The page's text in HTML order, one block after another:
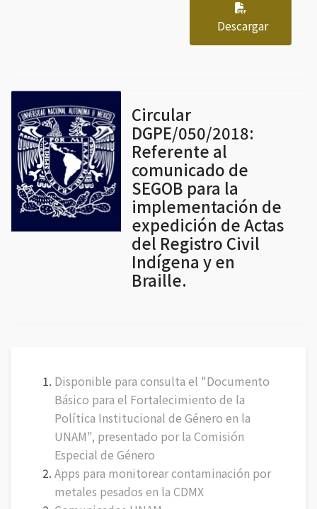
Descargar
Circular
DGPE/050/2018:
Referente al
comunicado de
SEGOB para la
implementación de
expedición de Actas
del Registro Civil
Indígena y en
Braille.
Disponible para consulta el "Documento
Básico para el Fortalecimiento de la
Política Institucional de Género en la
UNAM", presentado por la Comisión
Especial de Género
Apps para monitorear contaminación por
metales pesados en la CDMX